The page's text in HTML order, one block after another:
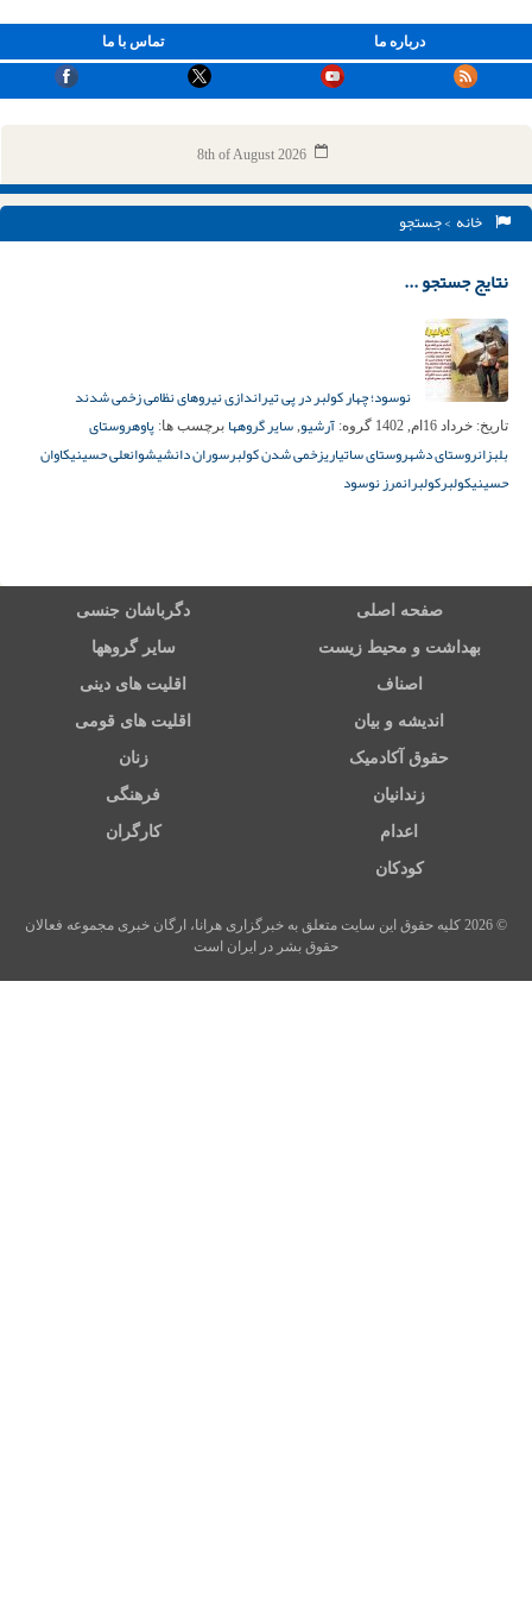
تماس با ما درباره ما
8th of August 2026
خانه > جستجو
نتایج جستجو ...
نوسود؛ چهار کولبر در پی تیراندازی نیروهای نظامی زخمی شدند
تاریخ: خرداد 16ام, 1402 گروه: آرشیو, سایر گروهها برچسب ها: پاوهروستای
بلبزانروستای دشهروستای ساتیاریزخمی شدن کولبرسوران دانشیشوانعلی حسینیکاوان
حسینیکولبرکولبرانمرز نوسود
صفحه اصلی دگرباشان جنسی
بهداشت و محیط زیست سایر گروهها
اصناف اقلیت های دینی
اندیشه و بیان اقلیت های قومی
حقوق آکادمیک زنان
زندانیان فرهنگی
اعدام کارگران
کودکان
© 2026 کلیه حقوق این سایت متعلق به خبرگزاری هرانا، ارگان خبری مجموعه فعالان
حقوق بشر در ایران است